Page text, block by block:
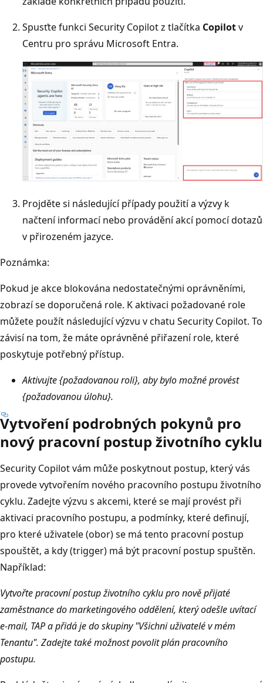
Spusťte funkci Security Copilot z tlačítka Copilotv
Centru pro správu Microsoft Entra.
Projděte si následující případy použití a výzvy k
načtení informací nebo provádění akcí pomocí dotazů
v přirozeném jazyce.
Poznámka:
Pokud je akce blokována nedostatečnými oprávněními,
zobrazí se doporučená role. K aktivaci požadované role
můžete použít následující výzvu v chatu Security Copilot. To
závisí na tom, že máte oprávněné přiřazení role, které
poskytuje potřebný přístup.
Aktivujte {požadovanou roli}, aby bylo možné provést
{požadovanou úlohu}.
Vytvoření podrobných pokynů pro
nový pracovní postup životního cyklu
Security Copilot vám může poskytnout postup, který vás
provede vytvořením nového pracovního postupu životního
cyklu. Zadejte výzvu s akcemi, které se mají provést při
aktivaci pracovního postupu, a podmínky, které definují,
pro které uživatele (obor) se má tento pracovní postup
spouštět, a kdy (trigger) má být pracovní postup spuštěn.
Například:
Vytvořte pracovní postup životního cyklu pro nově přijaté
zaměstnance do marketingového oddělení, který odešle uvítací
e-mail, TAP a přidá je do skupiny "Všichni uživatelé v mém
Tenantu". Zadejte také možnost povolit plán pracovního
postupu.